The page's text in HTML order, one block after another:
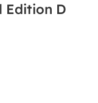
Edition D